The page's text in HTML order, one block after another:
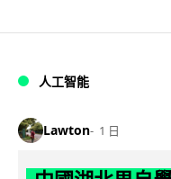
人工智能
Lawton 1 日